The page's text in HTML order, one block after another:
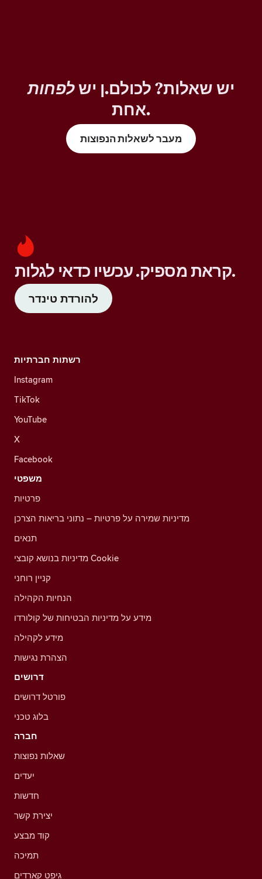
יש שאלות? לכולם.ן ישלפחות
אחת.
מעבר לשאלות הנפוצות
קראת מספיק. עכשיו כדאי לגלות.
להורדת טינדר
רשתות חברתיות
Instagram
TikTok
YouTube
X
Facebook
משפטי
פרטיות
מדיניות שמירה על פרטיות – נתוני בריאות הצרכן
תנאים
מדיניות בנושא קובצי Cookie
קניין רוחני
הנחיות הקהילה
מידע על מדיניות הבטיחות של קולורדו
מידע לקהילה
הצהרת נגישות
דרושים
פורטל דרושים
בלוג טכני
חברה
שאלות נפוצות
יעדים
חדשות
יצירת קשר
קוד מבצע
תמיכה
גיפט קארדים